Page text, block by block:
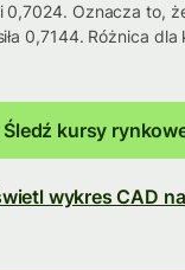
0,7024. Oznacza to,
0,7144. Różnica dla
Śledź kursy
wykres CAD